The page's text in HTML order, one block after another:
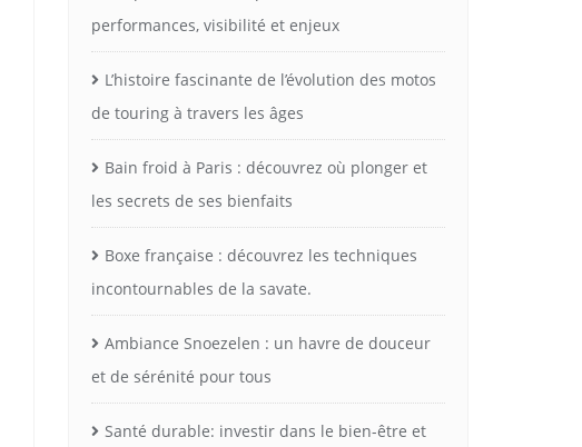
performances, visibilité et enjeux
L’histoire fascinante de l’évolution des motos
de touring à travers les âges
Bain froid à Paris : découvrez où plonger et
les secrets de ses bienfaits
Boxe française : découvrez les techniques
incontournables de la savate.
Ambiance Snoezelen : un havre de douceur
et de sérénité pour tous
Santé durable: investir dans le bien-être et